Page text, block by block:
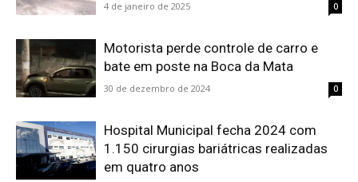
4 de janeiro de 2025 0
Motorista perde controle de carro e
bate em poste na Boca da Mata
30 de dezembro de 2024 0
Hospital Municipal fecha 2024 com
1.150 cirurgias bariátricas realizadas
em quatro anos